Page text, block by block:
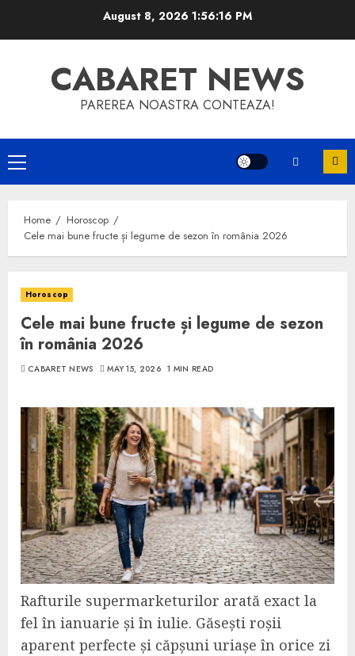
August 8, 2026 1:56:16 PM
CABARET NEWS
PAREREA NOASTRA CONTEAZA!
Primary
Menu
Home
Horoscop
Cele mai bune fructe și legume de sezon în românia 2026
Horoscop
Cele mai bune fructe și legume de sezon
în românia 2026
CABARET NEWS MAY 15, 2026 1 MIN READ
Rafturile supermarketurilor arată exact la
fel în ianuarie și în iulie. Găsești roșii
aparent perfecte și căpșuni uriașe în orice zi